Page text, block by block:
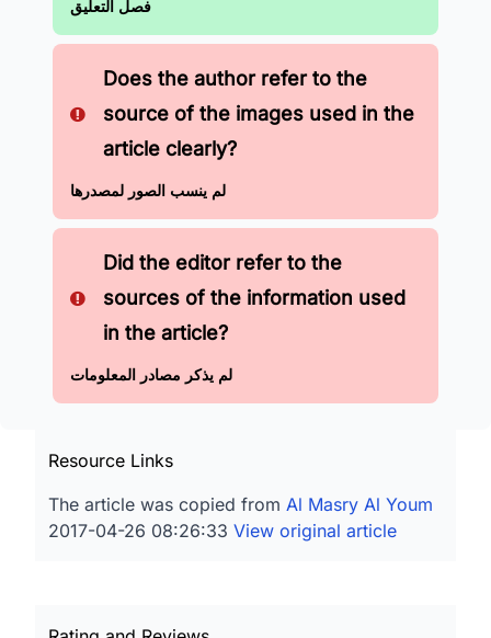
فصل التعليق
Does the author refer to the
source of the images used in the
article clearly?
لم ينسب الصور لمصدرها
Did the editor refer to the
sources of the information used
in the article?
لم يذكر مصادر المعلومات
Resource Links
The article was copied from Al Masry Al Youm
2017-04-26 08:26:33 View original article